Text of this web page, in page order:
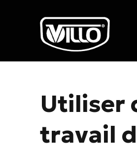
Utiliser
travail